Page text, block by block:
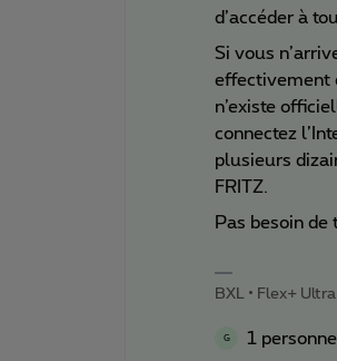
d’accéder à
Si vous
effectivement
n’existe
connectez
plusieurs
FRITZ.
Pas besoin
BXL • Flex+
G 1